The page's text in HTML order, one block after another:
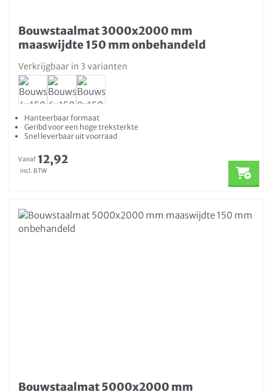
Bouwstaalmat 3000x2000 mm
maaswijdte 150 mm onbehandeld
Verkrijgbaar in 3 varianten
Hanteerbaar formaat
Geribd voor een hoge treksterkte
Snel leverbaar uit voorraad
Vanaf 12,92
incl. BTW
Bouwstaalmat 5000x2000 mm